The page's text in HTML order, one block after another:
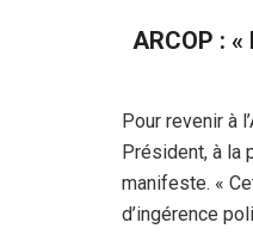
ARCOP :
Pour revenir à
Président, à la
manifeste. «
d’ingérence